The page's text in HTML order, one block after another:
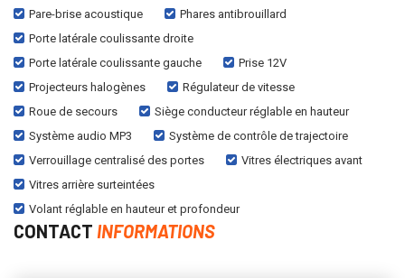
Pare-brise acoustique
Phares antibrouillard
Porte latérale coulissante droite
Porte latérale coulissante gauche
Prise 12V
Projecteurs halogènes
Régulateur de vitesse
Roue de secours
Siège conducteur réglable en hauteur
Système audio MP3
Système de contrôle de trajectoire
Verrouillage centralisé des portes
Vitres électriques avant
Vitres arrière surteintées
Volant réglable en hauteur et profondeur
CONTACT INFORMATIONS